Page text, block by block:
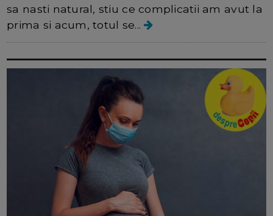
sa nasti natural, stiu ce complicatii am avut la
prima si acum, totul se...